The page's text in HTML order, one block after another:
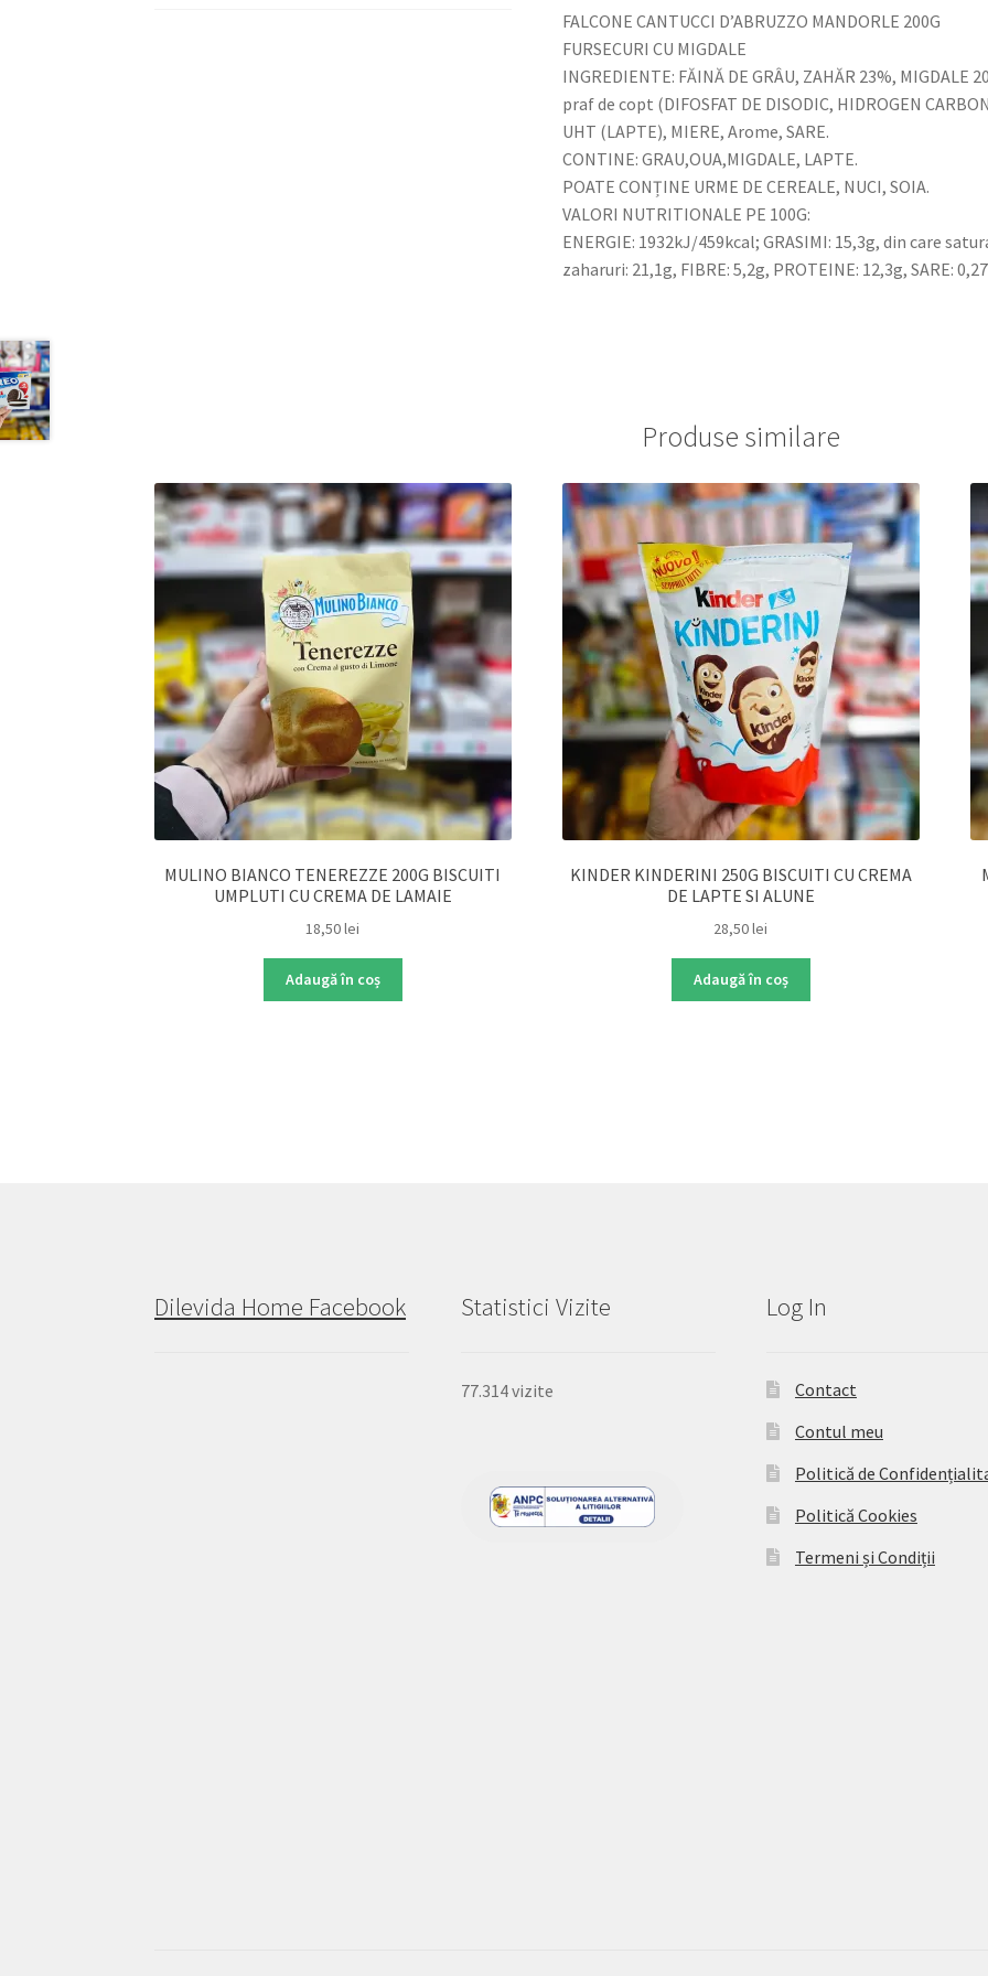
FALCONE CANTUCCI D’ABRUZZO MANDORLE 200G
FURSECURI CU MIGDALE
INGREDIENTE: FĂINĂ DE GRÂU, ZAHĂR 23%,
praf de copt (DIFOSFAT DE DISODIC, HIDROGEN
UHT (LAPTE), MIERE, Arome, SARE.
CONTINE: GRAU,OUA,MIGDALE, LAPTE.
POATE CONȚINE URME DE CEREALE, NUCI, SOIA.
VALORI NUTRITIONALE PE 100G:
ENERGIE: 1932kJ/459kcal; GRASIMI: 15,3g, din care
zaharuri: 21,1g, FIBRE: 5,2g, PROTEINE: 12,3g, SARE:
Produse similare
MULINO BIANCO TENEREZZE 200G BISCUITI
UMPLUTI CU CREMA DE LAMAIE
18,50lei
Adaugă în coș
KINDER KINDERINI 250G BISCUITI CU CREMA
DE LAPTE SI ALUNE
28,50lei
Adaugă în coș
Dilevida Home Facebook Statistici Vizite
77.314 vizite
Log In
Contact
Contul meu
Politică de
Politică Cookies
Termeni și Condiții